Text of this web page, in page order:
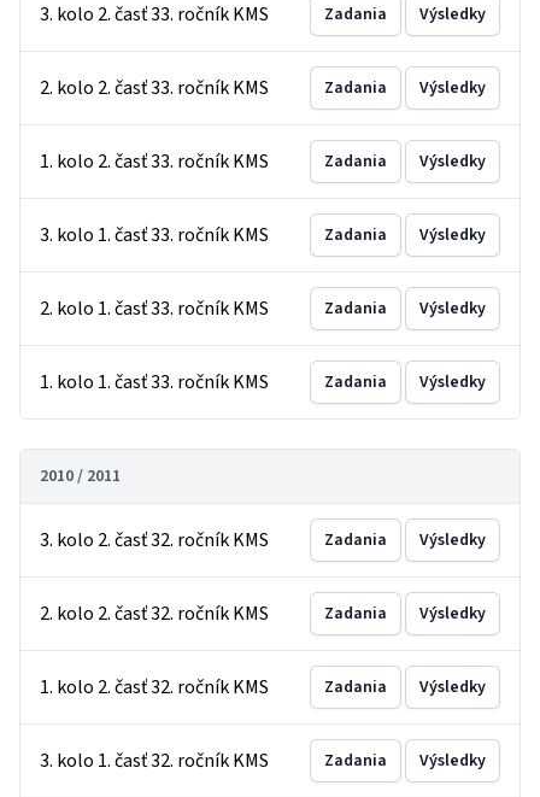
3. kolo 2. časť 33. ročník KMS Zadania Výsledky
2. kolo 2. časť 33. ročník KMS Zadania Výsledky
1. kolo 2. časť 33. ročník KMS Zadania Výsledky
3. kolo 1. časť 33. ročník KMS Zadania Výsledky
2. kolo 1. časť 33. ročník KMS Zadania Výsledky
1. kolo 1. časť 33. ročník KMS Zadania Výsledky
2010 / 2011
3. kolo 2. časť 32. ročník KMS Zadania Výsledky
2. kolo 2. časť 32. ročník KMS Zadania Výsledky
1. kolo 2. časť 32. ročník KMS Zadania Výsledky
3. kolo 1. časť 32. ročník KMS Zadania Výsledky